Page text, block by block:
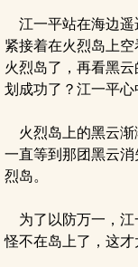
江一平站在海边遥
紧接着在火烈岛上
火烈岛了，再看黑
划成功了？江一平心
火烈岛上的黑云渐
一直等到那团黑云
烈岛。
为了以防万一，江
怪不在岛上了，这才